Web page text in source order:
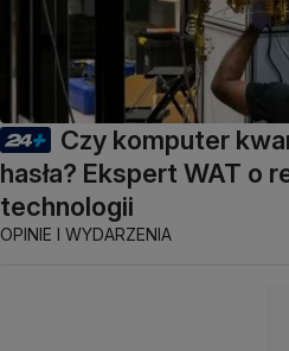
Czy komputer
hasła? Ekspert WAT o
technologii
OPINIE I WYDARZENIA